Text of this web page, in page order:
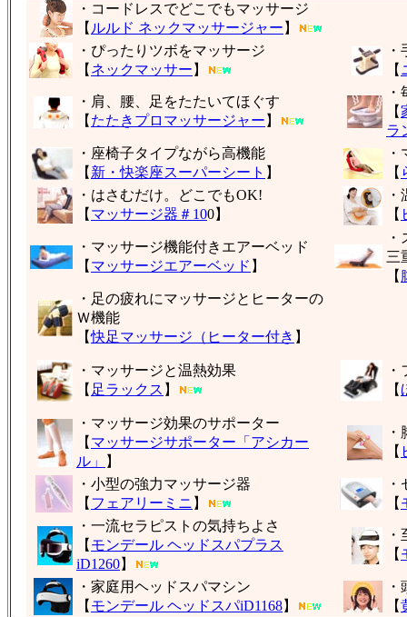
・コードレスでどこでもマッサージ
【 ルルド ネックマッサージャー 】
・ぴったりツボをマッサージ
【 ネックマッサー 】
【
・肩、腰、足をたたいてほぐす
【 たたきプロマッサージャー 】
【
ラ
・座椅子タイプながら高機能
【 新・快楽座スーパーシート 】
【
・はさむだけ。どこでもOK!
【 マッサージ器＃100】
【
・マッサージ機能付きエアーベッド
【 マッサージエアーベッド 】
三
【
・足の疲れにマッサージとヒーターの
Ｗ機能
【快足マッサージ（ヒーター付き 】
・マッサージと温熱効果
【 足ラックス 】
【
・マッサージ効果のサポーター
【 マッサージサポーター「アシカー
ル」
】
【
・小型の強力マッサージ器
【 フェアリーミニ 】
【
・一流セラピストの気持ちよさ
【 モンデール ヘッドスパプラス
iD1260】
【
・家庭用ヘッドスパマシン
【 モンデール ヘッドスパiD1168】
【